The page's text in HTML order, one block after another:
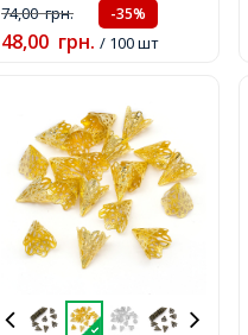
74,00грн. -35%
48,00 грн. / 100 шт